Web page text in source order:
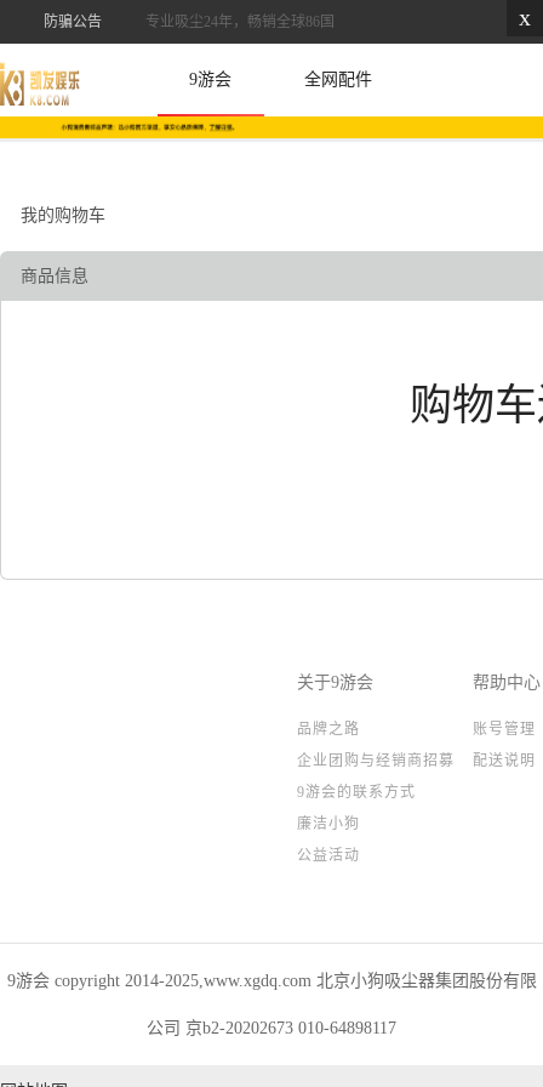
x
防骗公告 专业吸尘24年，畅销全球86国
9游会 全网配件
我的购物车
商品信息
购物
关于9游会
品牌之路
企业团购与经销商招募
9游会的联系方式
廉洁小狗
公益活动
帮助中心
账号管理
配送说明
9游会 copyright 2014-2025,www.xgdq.com 北京小狗吸尘器集团股份有限
公司 京b2-20202673 010-64898117